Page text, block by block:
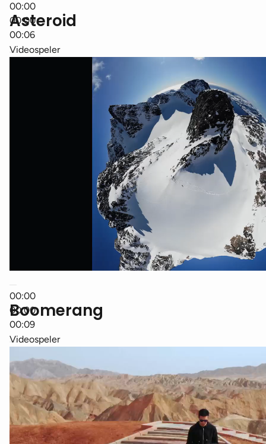
00:00
00:00
00:06
Asteroid
Videospeler
00:00
00:00
00:09
Boomerang
Videospeler